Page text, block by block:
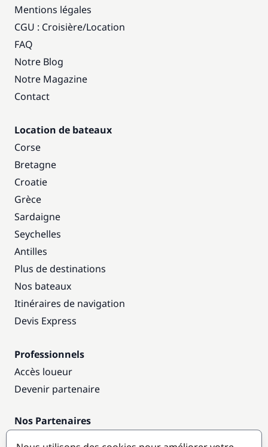
Mentions légales
CGU : Croisière/Location
FAQ
Notre Blog
Notre Magazine
Contact
Location de bateaux
Corse
Bretagne
Croatie
Grèce
Sardaigne
Seychelles
Antilles
Plus de destinations
Nos bateaux
Itinéraires de navigation
Devis Express
Professionnels
Accès loueur
Devenir partenaire
Nos Partenaires